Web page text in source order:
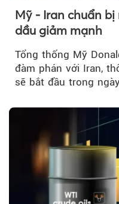
Mỹ - Iran chuẩn
dầu giảm mạnh
Tổng thống Mỹ
đàm phán với Iran,
sẽ bắt đầu trong